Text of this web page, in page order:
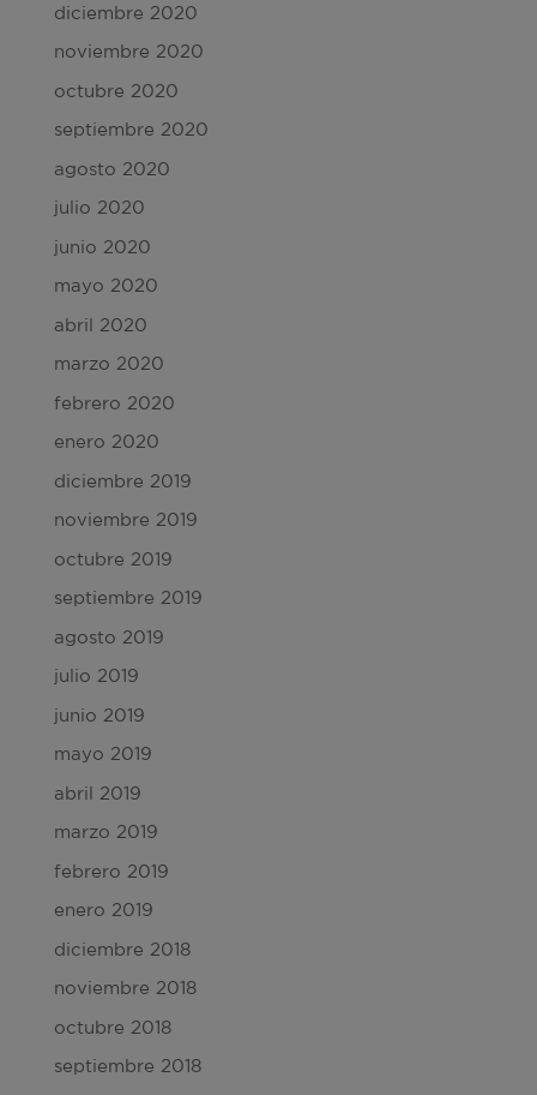
diciembre 2020
noviembre 2020
octubre 2020
septiembre 2020
agosto 2020
julio 2020
junio 2020
mayo 2020
abril 2020
marzo 2020
febrero 2020
enero 2020
diciembre 2019
noviembre 2019
octubre 2019
septiembre 2019
agosto 2019
julio 2019
junio 2019
mayo 2019
abril 2019
marzo 2019
febrero 2019
enero 2019
diciembre 2018
noviembre 2018
octubre 2018
septiembre 2018